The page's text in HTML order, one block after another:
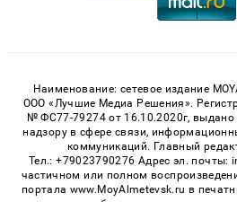
Наименование: сетевое издание
ООО «Лучшие Медиа Решения».
№ ФС77-79274 от 16.10.2020г,
надзору в сфере связи,
коммуникаций. Главный
Тел.: +79023790276 Адрес эл. почты:
частичном или полном
портала www.MoyAlmetevsk.ru в